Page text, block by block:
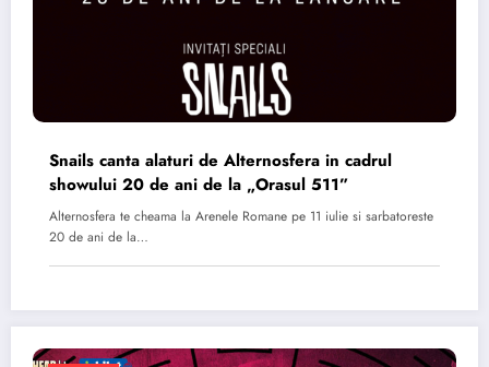
Snails canta alaturi de Alternosfera in cadrul
showului 20 de ani de la „Orasul 511”
Alternosfera te cheama la Arenele Romane pe 11 iulie si sarbatoreste
20 de ani de la…